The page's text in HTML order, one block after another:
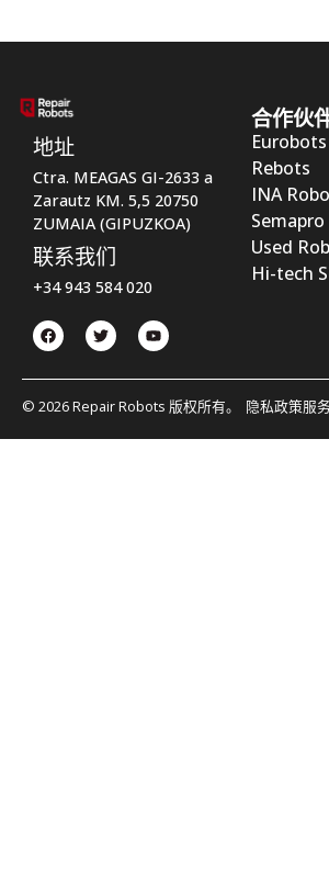
地址
Ctra. MEAGAS GI-2633 a
Zarautz KM. 5,5 20750
ZUMAIA (GIPUZKOA)
联系我们
+34 943 584 020
合作伙
Eurobots
Rebots
INA
Semapro
Used
Hi-tech
© 2026 Repair Robots 版权所有。 隐私政策服